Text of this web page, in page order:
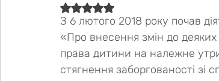
Оцінка: NaN з 5 зірок.
З 6 лютого 2018 року почав
«Про внесення змін до
права дитини на належне
стягнення заборгованості зі